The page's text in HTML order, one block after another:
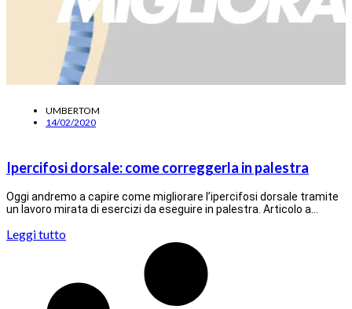
UMBERTOM
14/02/2020
Ipercifosi dorsale: come correggerla in palestra
Oggi andremo a capire come migliorare l’ipercifosi dorsale tramite
un lavoro mirata di esercizi da eseguire in palestra. Articolo a…
Leggi tutto